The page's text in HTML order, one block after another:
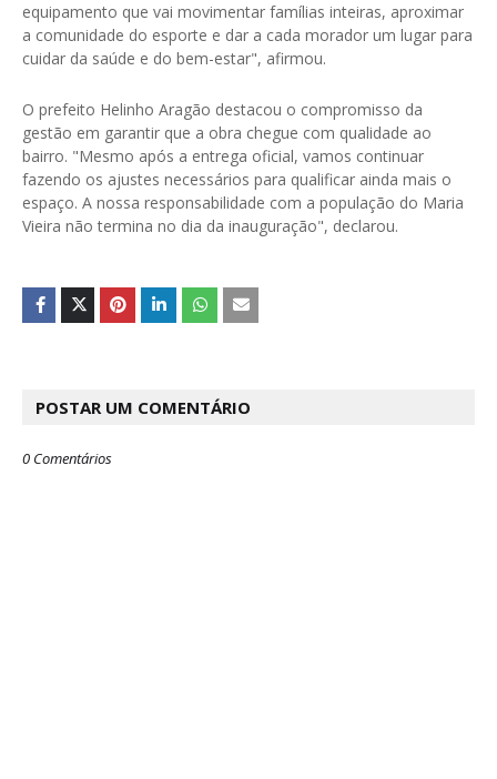
equipamento que vai movimentar famílias inteiras, aproximar
a comunidade do esporte e dar a cada morador um lugar para
cuidar da saúde e do bem-estar", afirmou.
O prefeito Helinho Aragão destacou o compromisso da
gestão em garantir que a obra chegue com qualidade ao
bairro. "Mesmo após a entrega oficial, vamos continuar
fazendo os ajustes necessários para qualificar ainda mais o
espaço. A nossa responsabilidade com a população do Maria
Vieira não termina no dia da inauguração", declarou.
POSTAR UM COMENTÁRIO
0 Comentários